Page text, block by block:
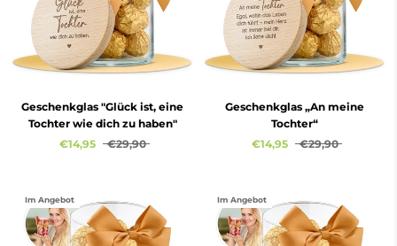
Geschenkglas "Glück ist, eine
Tochter wie dich zu haben"
€14,95
€29,90
Geschenkglas „An meine
Tochter“
€14,95
€29,90
Im Angebot Im Angebot